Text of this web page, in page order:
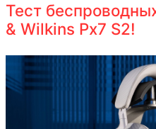
Тест
& Wilkins Px7 S2!